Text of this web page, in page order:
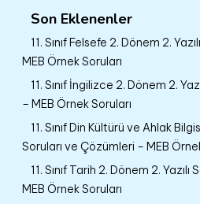
Son Eklenenler
11. Sınıf Felsefe 2. Dönem 2.
MEB Örnek Soruları
11. Sınıf İngilizce 2. Dönem 2.
– MEB Örnek Soruları
11. Sınıf Din Kültürü ve Ahlak
Soruları ve Çözümleri – MEB
11. Sınıf Tarih 2. Dönem 2.
MEB Örnek Soruları